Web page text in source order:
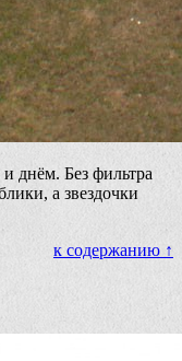
днём. Без фильтра
а звездочки
к содержанию ↑